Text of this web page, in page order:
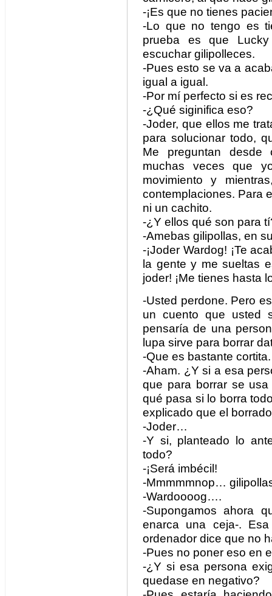
-¡Es que no tienes
-Lo que no tengo es
prueba es que
escuchar gilipolleces.
-Pues esto se va a
igual a igual.
-Por mí perfecto si es
-¿Qué siginifica eso?
-Joder, que ellos me
para solucionar todo,
Me preguntan
muchas veces que
movimiento y
contemplaciones. Para
ni un cachito.
-¿Y ellos qué son para
-Amebas gilipollas, en
-¡Joder Wardog! ¡Te
la gente y me sueltas
joder! ¡Me tienes hasta
-Usted perdone. Pero
un cuento que usted
pensaría de una
lupa sirve para borrar
-Que es bastante cortita.
-Aham. ¿Y si a esa
que para borrar se
qué pasa si lo borra
explicado que el
-Joder…
-Y si, planteado lo
todo?
-¡Será imbécil!
-Mmmmmnop…
-Wardoooog….
-Supongamos ahora
enarca una ceja-.
ordenador dice que no
-Pues no poner eso en
-¿Y si esa persona
quedase en negativo?